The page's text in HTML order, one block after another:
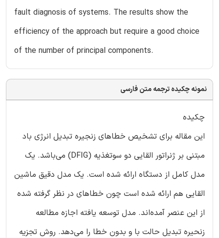
fault diagnosis of systems. The results show the
efficiency of the approach but require a good choice
of the number of principal components.
نمونه چکیده ترجمه متن فارسی
چکیده
این مقاله برای تشخیص خطاهای زنجیره تبدیل انرژی باد
مبتنی بر ژنراتور القایی دو سوتغذیه (DFIG) می‌باشد. یک
مدل کامل از دستگاه ارائه شده است. یک مدل دقیق ماشین
القایی هم ارائه شده است چون خطاهای در نظر گرفته شده
از این عنصر آمده‌اند. مدل توسعه یافته اجازه مطالعه
زنحیره تبدیل حالت با و بدون خطا را می‌دهد. روش تجزیه